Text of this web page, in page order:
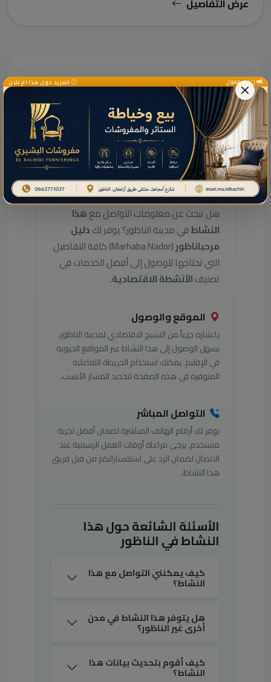
دليل الخدمات ومعلومات إضافية
دليل خدمات هذا النشاط
بالناظور
هل تبحث عن معلومات التواصل معهذا
النشاطفي مدينة الناظور؟ يوفر لكدليل
مرحباناظور
(Marhaba Nador) كافة التفاصيل
التي تحتاجها للوصول إلى أفضل الخدمات في
تصنيفالأنشطة الاقتصادية.
الموقع والوصول
باعتباره جزءاً من النسيج الاقتصادي لمدينة الناظور،
يسهل الوصول إلى هذا النشاط عبر المواقع الحيوية
في الإقليم. يمكنك استخدام الخريطة التفاعلية
المتوفرة في هذه الصفحة لتحديد المسار الأنسب.
التواصل المباشر
نوفر لك أرقام الهاتف المباشرة لضمان أفضل تجربة
مستخدم. يرجى مراعاة أوقات العمل الرسمية عند
الاتصال لضمان الرد على استفساراتكم من قبل فريق
هذا النشاط.
الأسئلة الشائعة حول هذا
النشاط في الناظور
كيف يمكنني التواصل مع هذا
النشاط؟
هل يتوفر هذا النشاط في مدن
أخرى غير الناظور؟
كيف أقوم بتحديث بيانات هذا
النشاط؟
إعلان ممول المزيد حول هذا الإعلان